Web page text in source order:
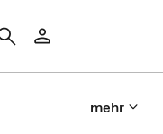
mehr